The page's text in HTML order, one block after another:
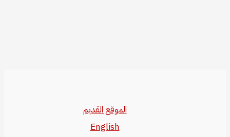
الموقع القديم
English